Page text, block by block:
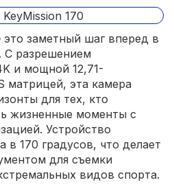
это заметный шаг вперед в
С разрешением
и мощной 12,71-
матрицей, эта камера
для тех, кто
жизненные моменты с
Устройство
в 170 градусов, что делает
для съемки
видов спорта.